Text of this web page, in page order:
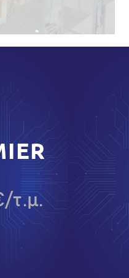
τ.μ.